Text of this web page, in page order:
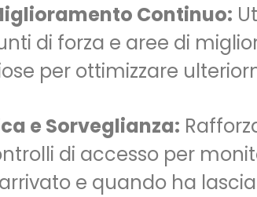
Continuo:
di forza e aree di
per ottimizzare
e Sorveglianza:
di accesso per
e quando ha